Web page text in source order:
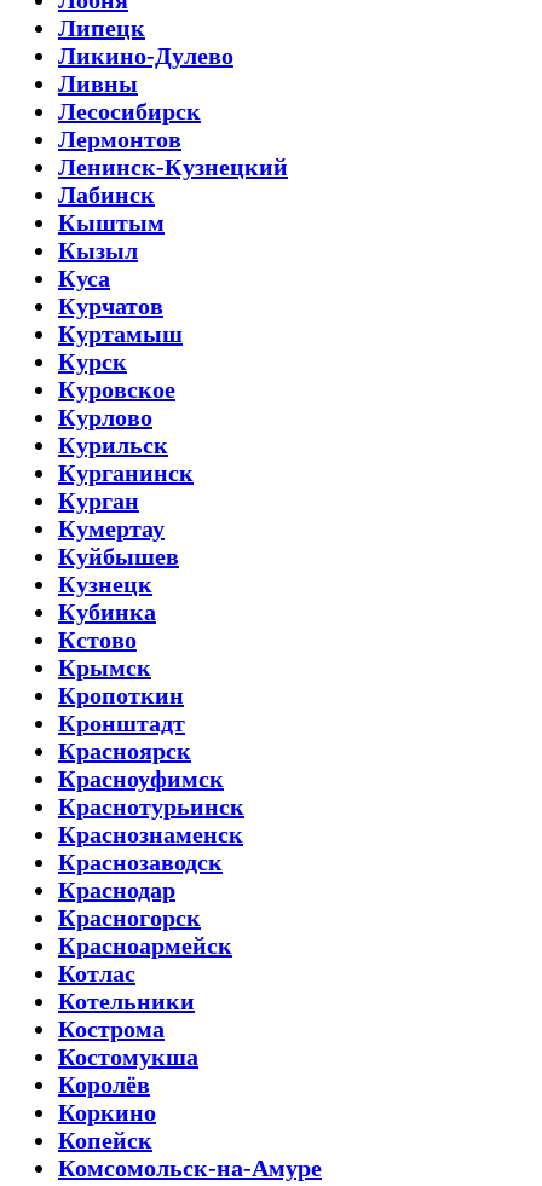
Липецк
Ликино-Дулево
Ливны
Лесосибирск
Лермонтов
Ленинск-Кузнецкий
Лабинск
Кыштым
Кызыл
Куса
Курчатов
Куртамыш
Курск
Куровское
Курлово
Курильск
Курганинск
Курган
Кумертау
Куйбышев
Кузнецк
Кубинка
Кстово
Крымск
Кропоткин
Кронштадт
Красноярск
Красноуфимск
Краснотурьинск
Краснознаменск
Краснозаводск
Краснодар
Красногорск
Красноармейск
Котлас
Котельники
Кострома
Костомукша
Королёв
Коркино
Копейск
Комсомольск-на-Амуре